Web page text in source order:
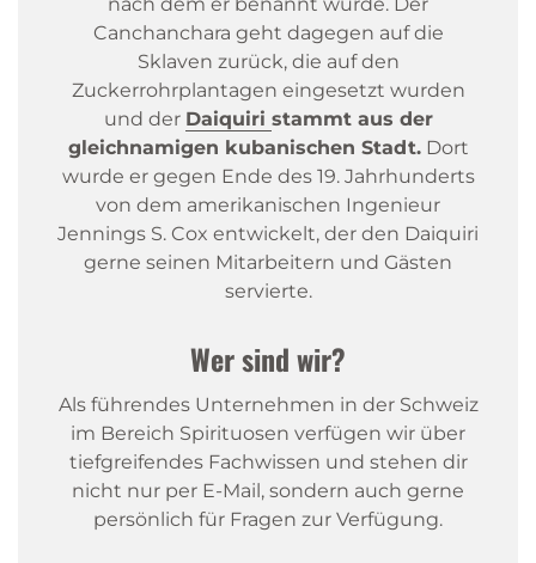
Canchanchara geht dagegen auf die
Sklaven zurück, die auf den
Zuckerrohrplantagen eingesetzt wurden
und der Daiquiri stammt aus der
gleichnamigen kubanischen Stadt.Dort
wurde er gegen Ende des 19. Jahrhunderts
von dem amerikanischen Ingenieur
Jennings S. Cox entwickelt, der den Daiquiri
gerne seinen Mitarbeitern und Gästen
servierte.
Wer sind wir?
Als führendes Unternehmen in der Schweiz
im Bereich Spirituosen verfügen wir über
tiefgreifendes Fachwissen und stehen dir
nicht nur per E-Mail, sondern auch gerne
persönlich für Fragen zur Verfügung.